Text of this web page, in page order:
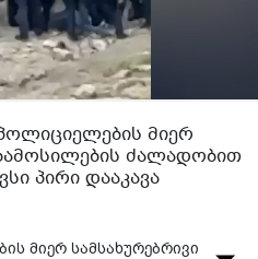
მიერ
ძალადობით
პირი დააკავა
მიერ სამსახურებრივი